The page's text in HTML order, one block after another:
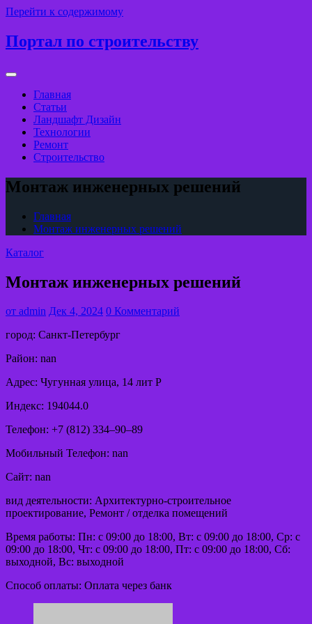
Перейти к содержимому
Портал по строительству
Главная
Статьи
Ландшафт Дизайн
Технологии
Ремонт
Строительство
Монтаж инженерных решений
Главная
Монтаж инженерных решений
Каталог
Монтаж инженерных решений
от admin Дек 4, 2024 0 Комментарий
город: Санкт-Петербург
Район: nan
Адрес: Чугунная улица, 14 лит Р
Индекс: 194044.0
Телефон: +7 (812) 334‒90‒89
Мобильный Телефон: nan
Сайт: nan
вид деятельности: Архитектурно-строительное
проектирование, Ремонт / отделка помещений
Время работы: Пн: с 09:00 до 18:00, Вт: с 09:00 до 18:00, Ср: с
09:00 до 18:00, Чт: с 09:00 до 18:00, Пт: с 09:00 до 18:00, Сб:
выходной, Вс: выходной
Способ оплаты: Оплата через банк